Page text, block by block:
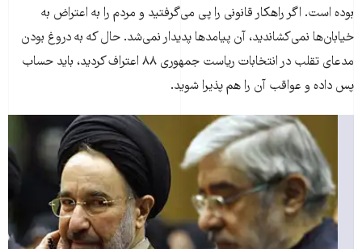
بوده است. اگر راهکار قانونی را پی می‌گرفتید و مردم را به اعتراض به
خیابان‌ها نمی‌کشاندید، آن پیامدها پدیدار نمی‌شد. حال که به دروغ بودن
مدعای تقلب در انتخابات ریاست جمهوری ۸۸ اعتراف کردید، باید حساب
پس داده و عواقب آن را هم پذیرا شوید.